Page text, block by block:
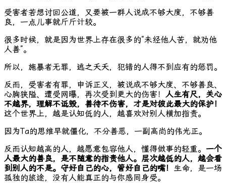
受害者若想讨回公道，又要被一群人说成不够大度，不够善
良，一点儿事就斤斤计较。
很多时候，就是因为世界上存在很多的“未经他人苦，就劝他
人善”。
所以，施暴者无罪，逃之夭夭，犯错的人得不到应有的惩罚。
反而，受害者有罪，申诉正义，被说成不够大度、不够善良、
心胸狭隘、遭受网曝，再次受到更大的伤害！ 人生有尺，关心
不越界，理解不诋毁，善待不伤害，才是对彼此最大的保护！
这个世界上，越是认知低的人，越喜欢对别人横加指责。
因为Ta的思维早就僵化，不分善恶，一副高尚的伟光正。
反而认知越高的人，越愿意包容他人，懂得做事的轻重。 一个
人最大的善良，是不随意的指责他人。 层次越低的人，越会看
到别人的不是。 守好自己的心，管好自己的嘴！ 生命，是一场
孤独的旅途，没有人能真正的与你感同身受。